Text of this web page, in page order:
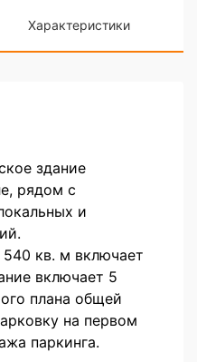
Характеристики
здание
рядом с
и
кв. м включает
включает 5
плана общей
на первом
паркинга.